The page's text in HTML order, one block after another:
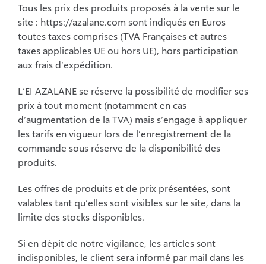
Tous les prix des produits proposés à la vente sur le
site : https://azalane.com sont indiqués en Euros
toutes taxes comprises (TVA Françaises et autres
taxes applicables UE ou hors UE), hors participation
aux frais d’expédition.
L’EI AZALANE se réserve la possibilité de modifier ses
prix à tout moment (notamment en cas
d’augmentation de la TVA) mais s’engage à appliquer
les tarifs en vigueur lors de l’enregistrement de la
commande sous réserve de la disponibilité des
produits.
Les offres de produits et de prix présentées, sont
valables tant qu’elles sont visibles sur le site, dans la
limite des stocks disponibles.
Si en dépit de notre vigilance, les articles sont
indisponibles, le client sera informé par mail dans les